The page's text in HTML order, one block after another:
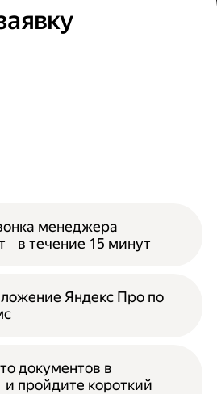
менеджера
в течение 15 минут
Яндекс Про по
документов в
пройдите короткий